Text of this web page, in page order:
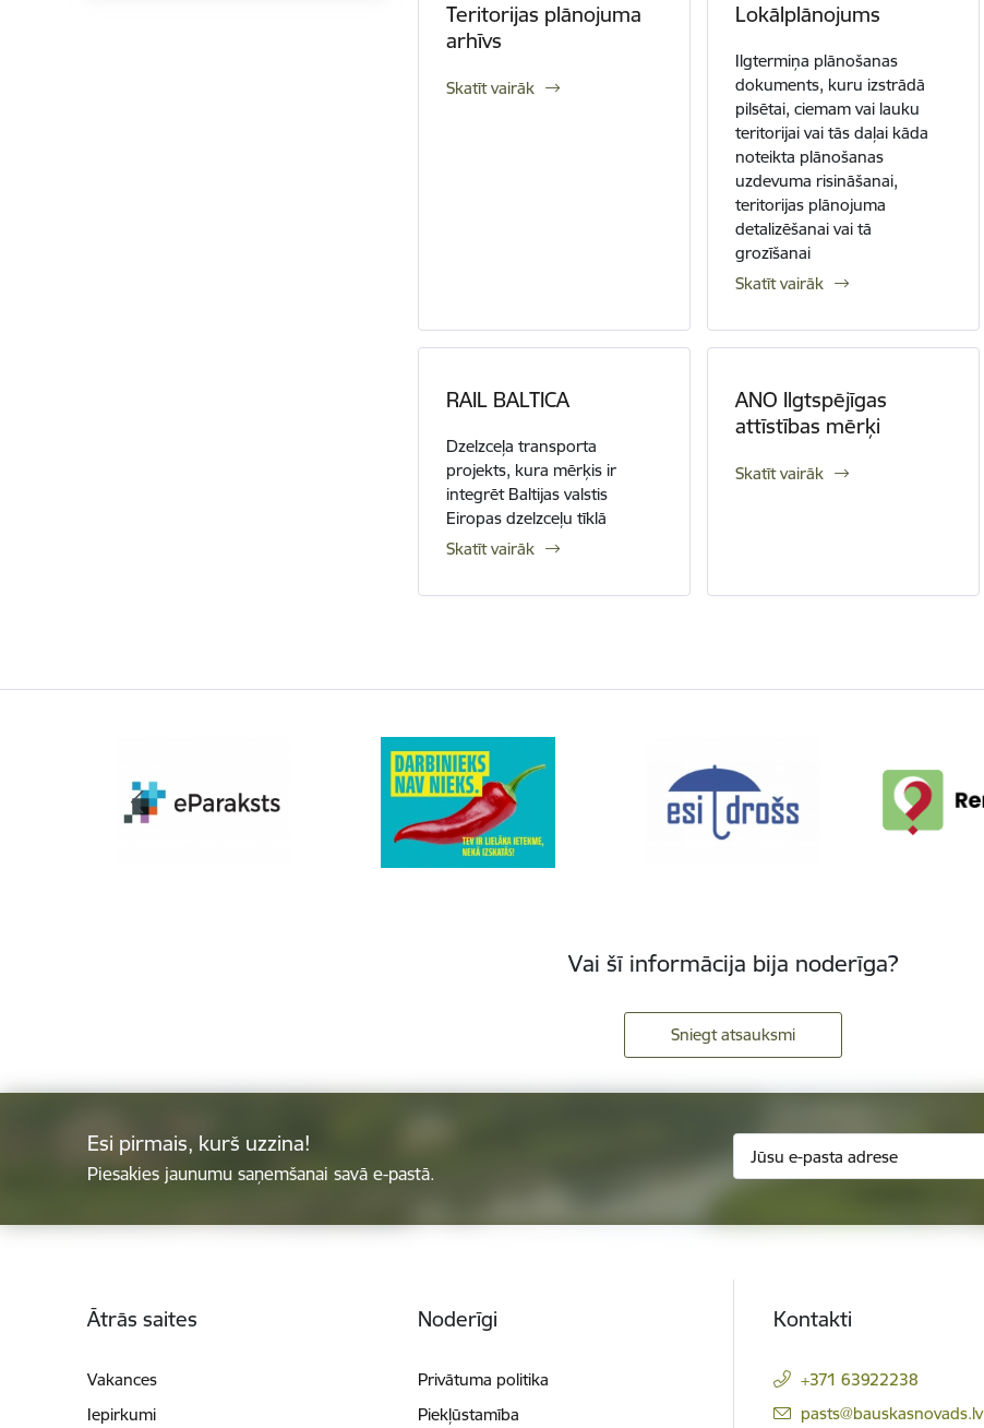
Teritorijas plānojuma
arhīvs
Skatīt vairāk
Lokālplānojums
Ilgtermiņa plānošanas
dokuments, kuru izstrādā
pilsētai, ciemam vai lauku
teritorijai vai tās daļai kāda
noteikta plānošanas
uzdevuma risināšanai,
teritorijas plānojuma
detalizēšanai vai tā
grozīšanai
Skatīt vairāk
RAIL BALTICA
Dzelzceļa transporta
projekts, kura mērķis ir
integrēt Baltijas valstis
Eiropas dzelzceļu tīklā
Skatīt vairāk
ANO Ilgtspējīgas
attīstības mērķi
Skatīt vairāk
Vai šī informācija bija noderīga?
Sniegt atsauksmi
Esi pirmais, kurš uzzina!
Piesakies jaunumu saņemšanai savā e-pastā.
Ātrās saites
Vakances
Iepirkumi
Noderīgi
Privātuma politika
Piekļūstamība
Kontakti
+371 63922238
E-pasts:
pasts@bauskasnovads.lv